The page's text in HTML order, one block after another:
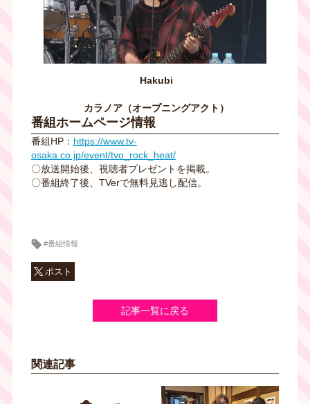
Hakubi
カラノア（オープニングアクト）
番組ホームページ情報
番組HP： https://www.tv-
osaka.co.jp/event/tvo_rock_heat/
〇放送開始後、視聴者プレゼントを掲載。
〇番組終了後、TVerで無料見逃し配信。
#番組情報
ポスト
記事一覧に戻る
関連記事